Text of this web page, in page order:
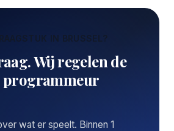
IN BRUSSEL?
Wij regelen de
programmeur
wat er speelt. Binnen 1